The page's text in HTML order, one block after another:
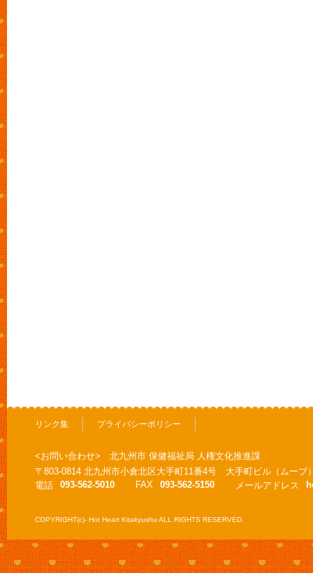
リンク集 プライバシーポリシー
<お問い合わせ> 北九州市 保健福祉局 人権文化推進課
〒803-0814 北九州市小倉北区大手町11番4号 大手町ビル（ムーブ
電話
093-562-5010 FAX 093-562-5150 メールアドレス
COPYRIGHT(c)- Hot Heart Kitakyushu ALL RIGHTS RESERVED.